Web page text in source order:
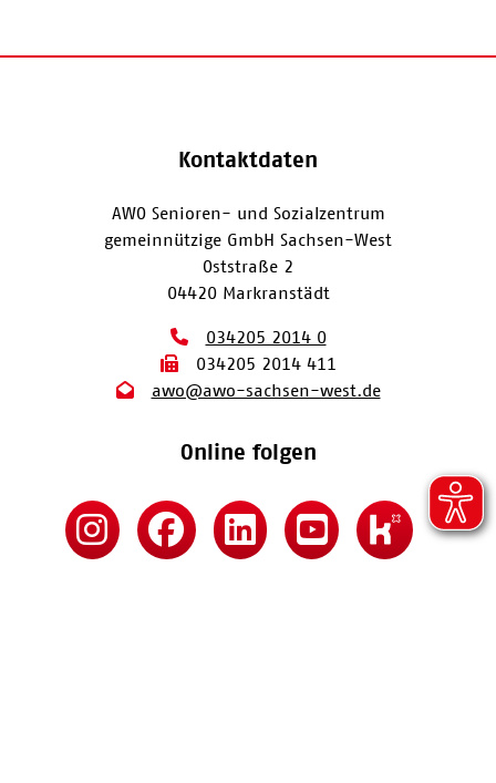
Kontaktdaten
AWO Senioren- und Sozialzentrum
gemeinnützige GmbH Sachsen-West
Oststraße 2
04420 Markranstädt
034205 2014 0
034205 2014 411
awo@awo-sachsen-west.de
Online folgen